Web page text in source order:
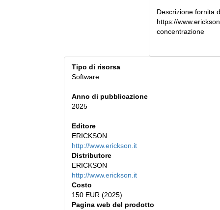
Descrizione fornita
https://
concentrazione
Tipo di risorsa
Software
Anno di pubblicazione
2025
Editore
ERICKSON
http://www.erickson.it
Distributore
ERICKSON
http://www.erickson.it
Costo
150 EUR (2025)
Pagina web del prodotto